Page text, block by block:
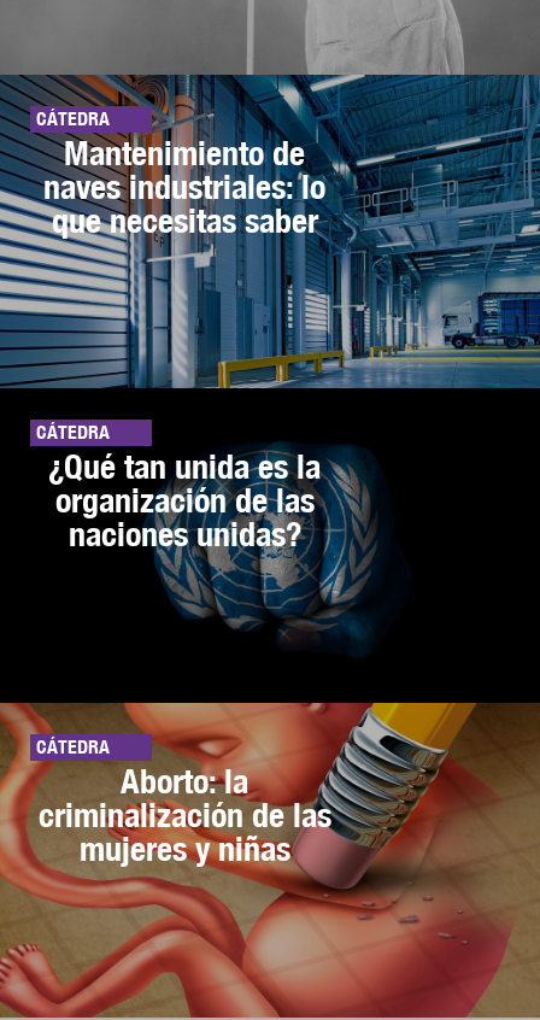
CÁTEDRA
Mantenimiento de
naves industriales: lo
que necesitas saber
CÁTEDRA
¿Qué tan unida es la
organización de las
naciones unidas?
CÁTEDRA
Aborto: la
criminalización de las
mujeres y niñas